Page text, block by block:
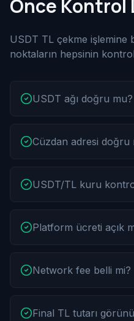
Önce Kontrol
USDT TL çekme işlemine
noktaların hepsinin
USDT ağı doğru mu?
Cüzdan adresi doğru
USDT/TL kuru
Platform ücreti açık
Network fee belli mi?
Final TL tutarı